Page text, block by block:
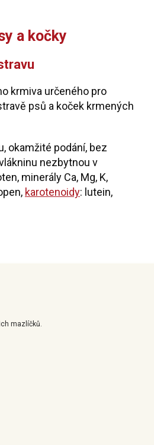
a kočky
krmiva určeného pro
psů a koček krmených
okamžité podání, bez
nezbytnou v
minerály Ca, Mg, K,
karotenoidy: lutein,
mazlíčků.